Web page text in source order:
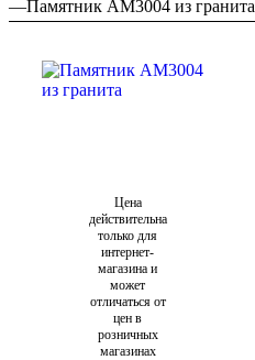
—Памятник AM3004 из гранита
Цена
действительна
только для
интернет-
магазина и
может
отличаться от
цен в
розничных
магазинах